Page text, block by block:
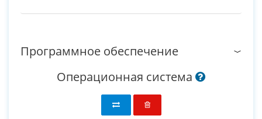
Программное обеспечение
Операционная система